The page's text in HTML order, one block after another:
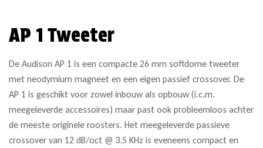
AP 1 Tweeter
De Audison AP 1 is een compacte 26 mm softdome tweeter
met neodymium magneet en een eigen passief crossover. De
AP 1 is geschikt voor zowel inbouw als opbouw (i.c.m.
meegeleverde accessoires) maar past ook probleemloos achter
de meeste originele roosters. Het meegeleverde passieve
crossover van 12 dB/oct @ 3,5 KHz is eveneens compact en